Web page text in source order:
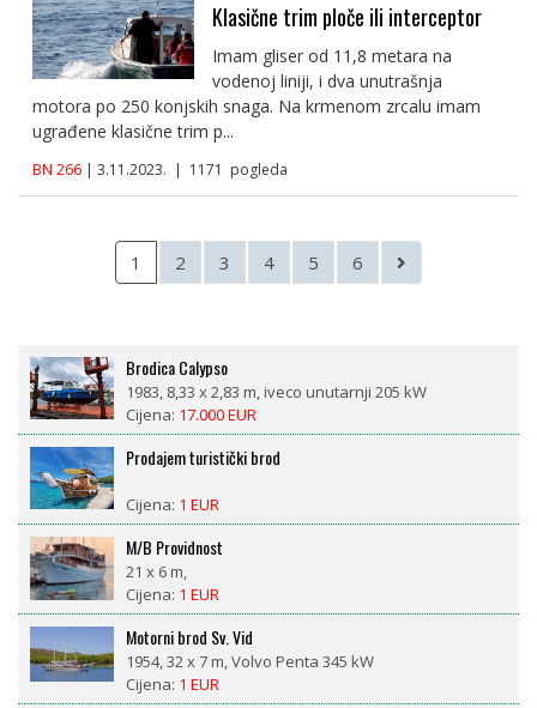
Klasične trim ploče ili interceptor
Imam gliser od 11,8 metara na
vodenoj liniji, i dva unutrašnja
motora po 250 konjskih snaga. Na krmenom zrcalu imam
ugrađene klasične trim p...
BN 266 | 3.11.2023. | 1171 pogleda
1 2 3 4 5 6
Brodica Calypso
1983, 8,33 x 2,83 m, iveco unutarnji 205 kW
Cijena: 17.000 EUR
Prodajem turistički brod
Cijena: 1 EUR
M/B Providnost
21 x 6 m,
Cijena: 1 EUR
Motorni brod Sv. Vid
1954, 32 x 7 m, Volvo Penta 345 kW
Cijena: 1 EUR